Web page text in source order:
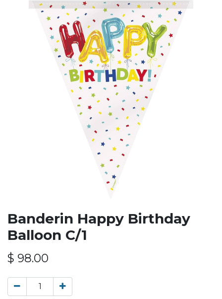
Banderin Happy Birthday
Balloon C/1
$ 98.00